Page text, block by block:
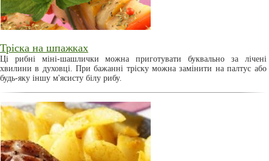
Тріска на шпажках
Ці рибні міні-шашлички можна приготувати буквально за лічені
хвилини в духовці. При бажанні тріску можна замінити на палтус або
будь-яку іншу м'ясисту білу рибу.